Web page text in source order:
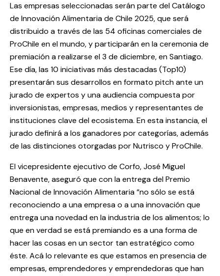
Las empresas seleccionadas serán parte del Catálogo
de Innovación Alimentaria de Chile 2025, que será
distribuido a través de las 54 oficinas comerciales de
ProChile en el mundo, y participarán en la ceremonia de
premiación a realizarse el 3 de diciembre, en Santiago.
Ese día, las 10 iniciativas más destacadas (Top10)
presentarán sus desarrollos en formato pitch ante un
jurado de expertos y una audiencia compuesta por
inversionistas, empresas, medios y representantes de
instituciones clave del ecosistema. En esta instancia, el
jurado definirá a los ganadores por categorías, además
de las distinciones otorgadas por Nutrisco y ProChile.
El vicepresidente ejecutivo de Corfo, José Miguel
Benavente, aseguró que con la entrega del Premio
Nacional de Innovación Alimentaria “no sólo se está
reconociendo a una empresa o a una innovación que
entrega una novedad en la industria de los alimentos; lo
que en verdad se está premiando es a una forma de
hacer las cosas en un sector tan estratégico como
éste. Acá lo relevante es que estamos en presencia de
empresas, emprendedores y emprendedoras que han